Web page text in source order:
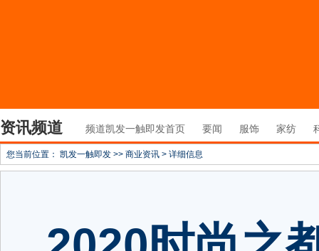
资讯频道 频道凯发一触即发首页 要闻 服饰 家纺
您当前位置： 凯发一触即发 >> 商业资讯 > 详细信息